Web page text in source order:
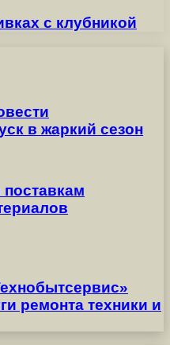
с клубникой
в жаркий сезон
ремонта техники и